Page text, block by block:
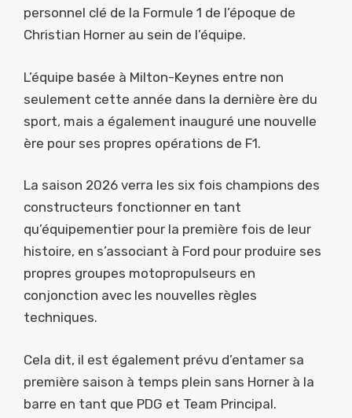
personnel clé de la Formule 1 de l’époque de
Christian Horner au sein de l’équipe.
L’équipe basée à Milton-Keynes entre non
seulement cette année dans la dernière ère du
sport, mais a également inauguré une nouvelle
ère pour ses propres opérations de F1.
La saison 2026 verra les six fois champions des
constructeurs fonctionner en tant
qu’équipementier pour la première fois de leur
histoire, en s’associant à Ford pour produire ses
propres groupes motopropulseurs en
conjonction avec les nouvelles règles
techniques.
Cela dit, il est également prévu d’entamer sa
première saison à temps plein sans Horner à la
barre en tant que PDG et Team Principal.